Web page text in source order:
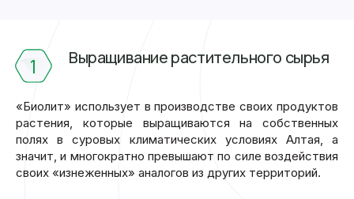
1 Выращивание растительного сырья
«Биолит» использует в производстве своих продуктов
растения, которые выращиваются на собственных
полях в суровых климатических условиях Алтая, а
значит, и многократно превышают по силе воздействия
своих «изнеженных» аналогов из других территорий.